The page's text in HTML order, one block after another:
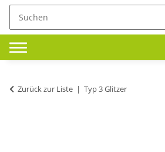
Zurück zur Liste Typ 3 Glitzer